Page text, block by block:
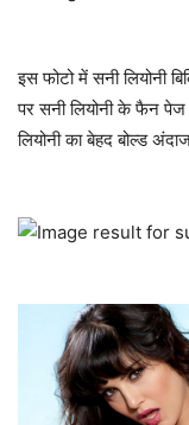
इस फोटो में सनी लियोनी
पर सनी लियोनी के फैन पेज
लियोनी का बेहद बोल्ड